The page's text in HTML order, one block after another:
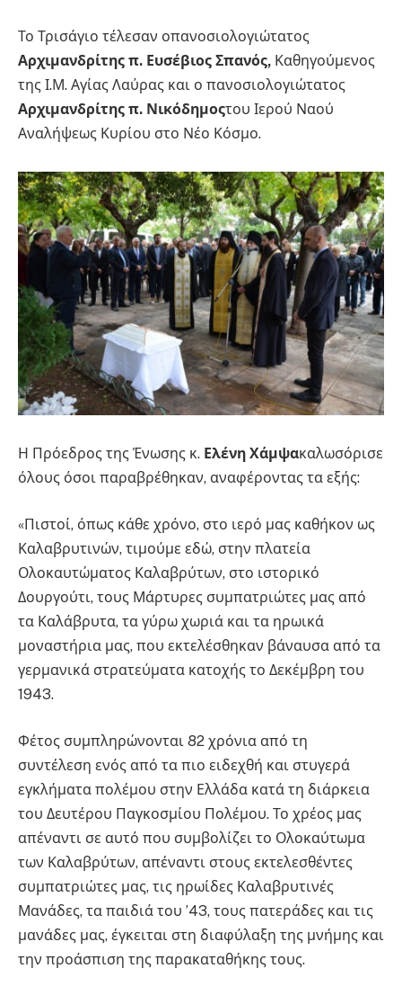
Το Τρισάγιο τέλεσαν οπανοσιολογιώτατος
Αρχιμανδρίτης π. Ευσέβιος Σπανός, Καθηγούμενος
της Ι.Μ. Αγίας Λαύρας και ο πανοσιολογιώτατος
Αρχιμανδρίτης π. Νικόδημοςτου Ιερού Ναού
Αναλήψεως Κυρίου στο Νέο Κόσμο.
Η Πρόεδρος της Ένωσης κ. Ελένη Χάμψακαλωσόρισε
όλους όσοι παραβρέθηκαν, αναφέροντας τα εξής:
«Πιστοί, όπως κάθε χρόνο, στο ιερό μας καθήκον ως
Καλαβρυτινών, τιμούμε εδώ, στην πλατεία
Ολοκαυτώματος Καλαβρύτων, στο ιστορικό
Δουργούτι, τους Μάρτυρες συμπατριώτες μας από
τα Καλάβρυτα, τα γύρω χωριά και τα ηρωικά
μοναστήρια μας, που εκτελέσθηκαν βάναυσα από τα
γερμανικά στρατεύματα κατοχής το Δεκέμβρη του
1943.
Φέτος συμπληρώνονται 82 χρόνια από τη
συντέλεση ενός από τα πιο ειδεχθή και στυγερά
εγκλήματα πολέμου στην Ελλάδα κατά τη διάρκεια
του Δευτέρου Παγκοσμίου Πολέμου. Το χρέος μας
απέναντι σε αυτό που συμβολίζει το Ολοκαύτωμα
των Καλαβρύτων, απέναντι στους εκτελεσθέντες
συμπατριώτες μας, τις ηρωίδες Καλαβρυτινές
Μανάδες, τα παιδιά του ’43, τους πατεράδες και τις
μανάδες μας, έγκειται στη διαφύλαξη της μνήμης και
την προάσπιση της παρακαταθήκης τους.